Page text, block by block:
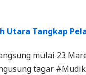
Utara Tangkap
mulai 23
tagar